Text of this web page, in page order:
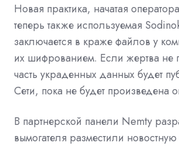
Новая практика, начатая
теперь также используемая
заключается в краже файлов у
их шифрованием. Если жертва не
часть украденных данных будет
Сети, пока не будет произведена
В партнерской панели Nemty
вымогателя разместили